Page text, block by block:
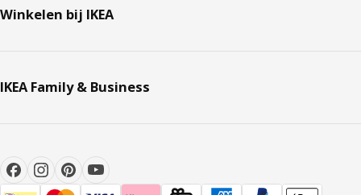
Winkelen bij IKEA
IKEA Family & Business